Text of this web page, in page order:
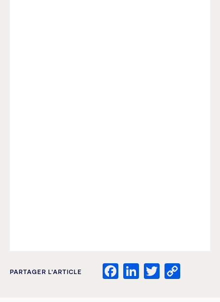
PARTAGER L'ARTICLE Facebook
LinkedIn
Twitter